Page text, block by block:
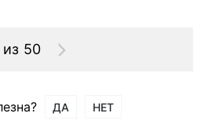
из 50
ДА НЕТ